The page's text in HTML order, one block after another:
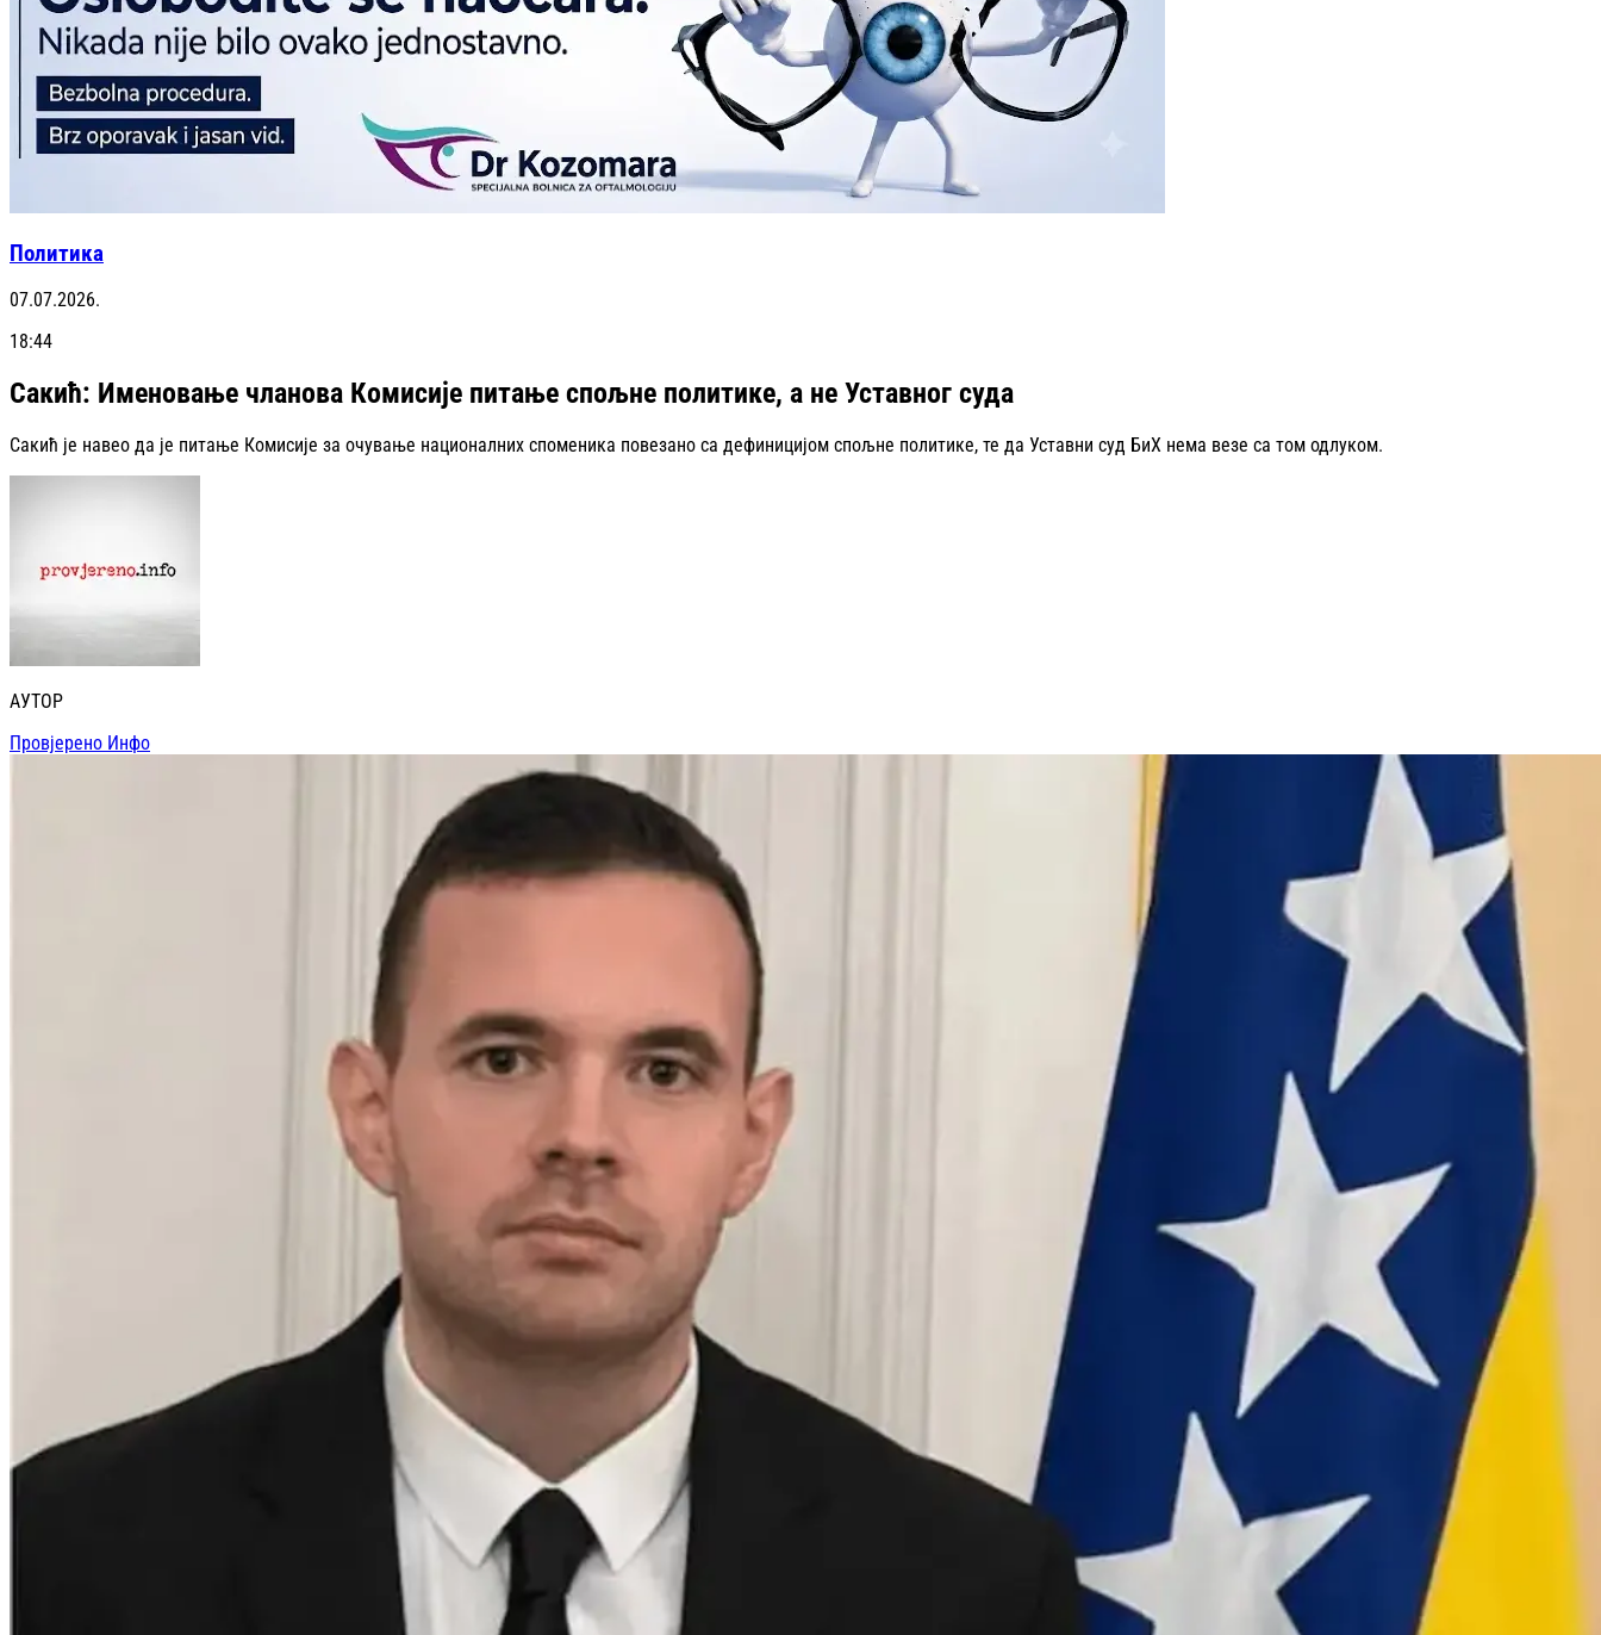
Политика
07.07.2026.
18:44
Сакић: Именовање чланова Комисије питање спољне политике, а не Уставног суда
Сакић је навео да је питање Комисије за очување националних споменика повезано са дефиницијом спољне политике, те да Уставни суд БиХ нема везе са том одлуком.
АУТОР
Провјерено Инфо